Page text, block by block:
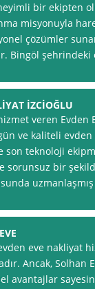
bir ekipten
misyonuyla
çözümler
Bingöl
İZCİOĞLU
veren Evden
ve kaliteli
son teknoloji
sorunsuz bir
eve nakliyat
Ancak, Solhan
avantajlar